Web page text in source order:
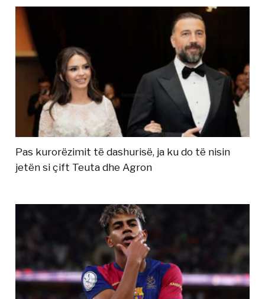
Pas kurorëzimit të dashurisë, ja ku do të nisin
jetën si çift Teuta dhe Agron